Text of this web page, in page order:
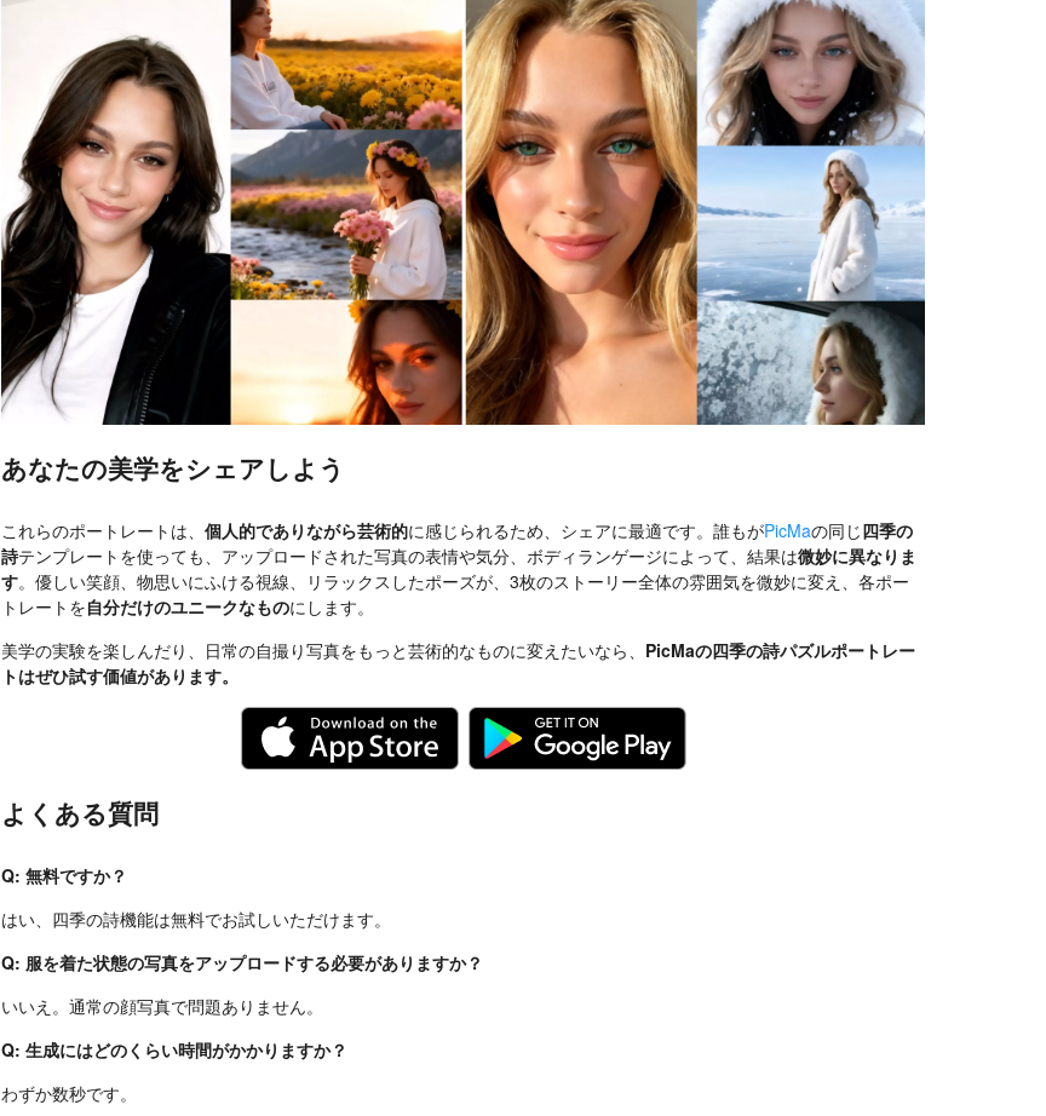
あなたの美学をシェアしよう
これらのポートレートは、個人的でありながら芸術的に感じられるため、シェアに最適です。誰もがPicMaの同じ四季の
詩テンプレートを使っても、アップロードされた写真の表情や気分、ボディランゲージによって、結果は微妙に異なりま
す。優しい笑顔、物思いにふける視線、リラックスしたポーズが、3枚のストーリー全体の雰囲気を微妙に変え、各ポー
トレートを自分だけのユニークなものにします。
美学の実験を楽しんだり、日常の自撮り写真をもっと芸術的なものに変えたいなら、 PicMaの四季の詩パズルポートレー
トはぜひ試す価値があります。
よくある質問
Q: 無料ですか？
はい、四季の詩機能は無料でお試しいただけます。
Q: 服を着た状態の写真をアップロードする必要がありますか？
いいえ。通常の顔写真で問題ありません。
Q: 生成にはどのくらい時間がかかりますか？
わずか数秒です。